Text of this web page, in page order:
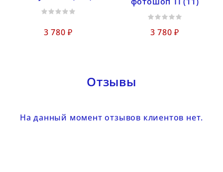
3 780 ₽ 3 780 ₽
Отзывы
На данный момент отзывов клиентов нет.